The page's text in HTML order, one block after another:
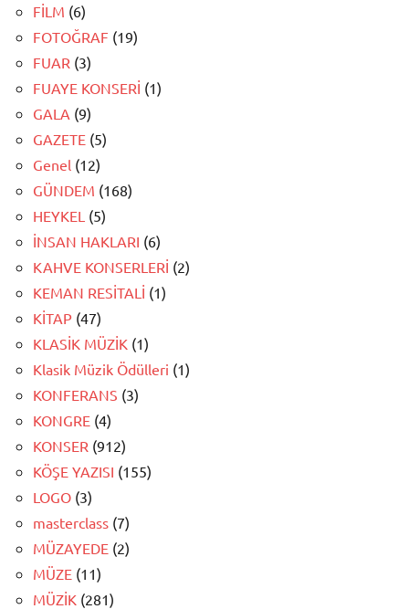
FİLM (6)
FOTOĞRAF (19)
FUAR (3)
FUAYE KONSERİ (1)
GALA (9)
GAZETE (5)
Genel (12)
GÜNDEM (168)
HEYKEL (5)
İNSAN HAKLARI (6)
KAHVE KONSERLERİ (2)
KEMAN RESİTALİ (1)
KİTAP (47)
KLASİK MÜZİK (1)
Klasik Müzik Ödülleri (1)
KONFERANS (3)
KONGRE (4)
KONSER (912)
KÖŞE YAZISI (155)
LOGO (3)
masterclass (7)
MÜZAYEDE (2)
MÜZE (11)
MÜZİK (281)